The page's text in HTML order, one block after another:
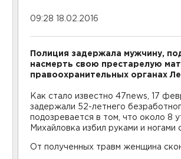
09:28 18.02.2016
Полиция задержала мужчину,
насмерть свою престарелую
правоохранительных органах
Как стало известно 47news, 17
задержали 52-летнего
подозревается в том, что около 8
Михайловка избил руками и
От полученных травм женщина